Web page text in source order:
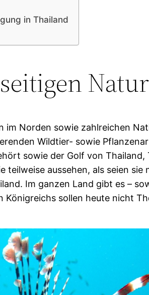
in Thailand
Norden sowie zahlreichen
Wildtier- sowie
sowie der Golf von
teilweise aussehen, als seien
Im ganzen Land gibt es –
sollen heute nicht